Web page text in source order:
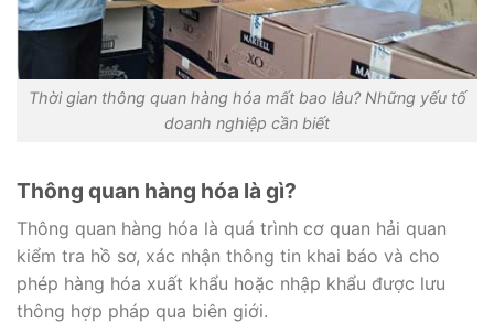
Thời gian thông quan hàng hóa mất bao lâu? Những yếu tố
doanh nghiệp cần biết
Thông quan hàng hóa là gì?
Thông quan hàng hóa là quá trình cơ quan hải quan
kiểm tra hồ sơ, xác nhận thông tin khai báo và cho
phép hàng hóa xuất khẩu hoặc nhập khẩu được lưu
thông hợp pháp qua biên giới.